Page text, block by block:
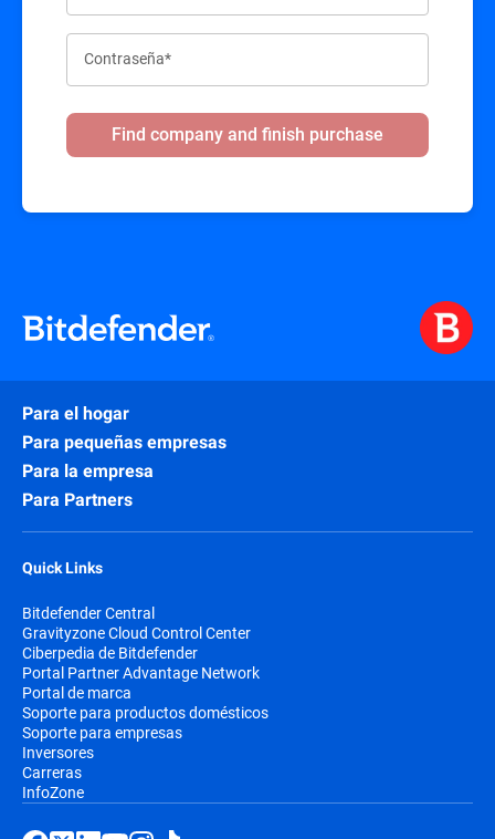
Contraseña*
Find company and finish purchase
Para el hogar
Para pequeñas empresas
Para la empresa
Para Partners
Quick Links
Bitdefender Central
Gravityzone Cloud Control Center
Ciberpedia de Bitdefender
Portal Partner Advantage Network
Portal de marca
Soporte para productos domésticos
Soporte para empresas
Inversores
Carreras
InfoZone